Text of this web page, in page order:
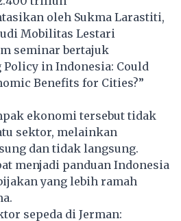
oleh Sukma Larastiti,
Mobilitas Lestari
seminar bertajuk
in Indonesia: Could
Benefits for Cities?”
ekonomi tersebut tidak
sektor, melainkan
dan tidak langsung.
menjadi panduan Indonesia
yang lebih ramah
sepeda di Jerman: